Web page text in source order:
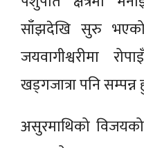
साँझदेखि सुरु
जयवागीश्वरीमा
खड्गजात्रा पनि
असुरमाथिको